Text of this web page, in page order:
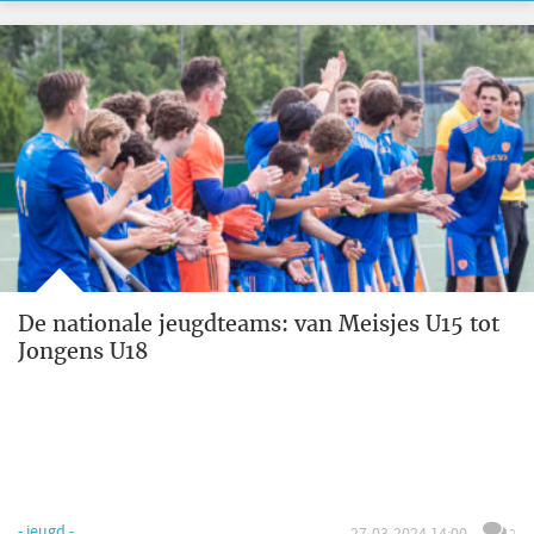
De nationale jeugdteams: van Meisjes U15 tot
Jongens U18